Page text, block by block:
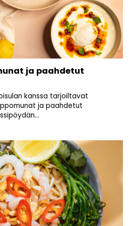
ja paahdetut
kanssa tarjoiltavat
ja paahdetut